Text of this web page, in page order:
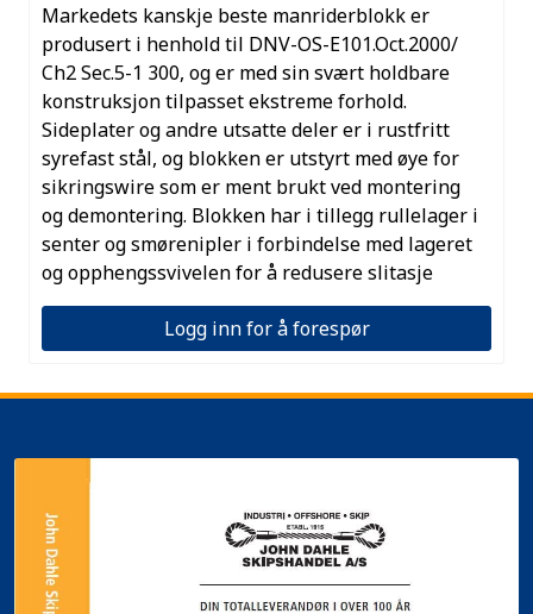
Markedets kanskje beste manriderblokk er
produsert i henhold til DNV-OS-E101.Oct.2000/
Ch2 Sec.5-1 300, og er med sin svært holdbare
konstruksjon tilpasset ekstreme forhold.
Sideplater og andre utsatte deler er i rustfritt
syrefast stål, og blokken er utstyrt med øye for
sikringswire som er ment brukt ved montering
og demontering. Blokken har i tillegg rullelager i
senter og smørenipler i forbindelse med lageret
og opphengssvivelen for å redusere slitasje
Logg inn for å forespør